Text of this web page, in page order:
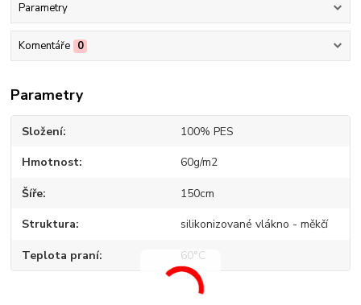
Parametry
Komentáře 0
Parametry
Složení 100% PES
Hmotnost 60g/m2
Šíře 150cm
Struktura silikonizované vlákno - měkčí
Teplota praní 60°C